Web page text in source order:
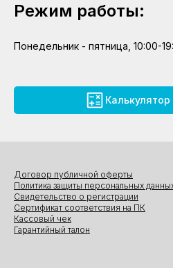
Режим работы:
Понедельник - пятница, 10:00-
Договор публичной оферты
Политика защиты персональных
Свидетельство о регистрации
Сертификат соответствия на ПК
Кассовый чек
Гарантийный талон